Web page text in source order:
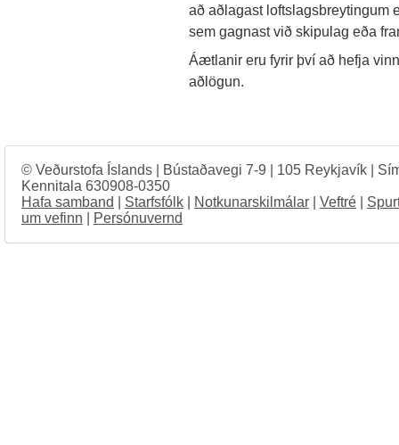
að aðlagast loftslagsbreytingum
sem gagnast við skipulag eða
Áætlanir eru fyrir því að hefja
aðlögun.
© Veðurstofa Íslands | Bústaðavegi 7-9 | 105 Reykjavík |
Kennitala 630908-0350
Hafa samband
Starfsfólk Notkunarskilmálar Veftré
um vefinn
Persónuvernd